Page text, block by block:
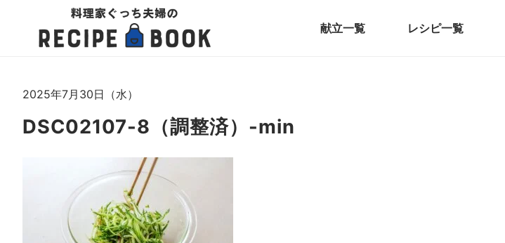
献立一覧 レシピ一覧
2025年7月30日（水）
DSC02107-8（調整済）-min